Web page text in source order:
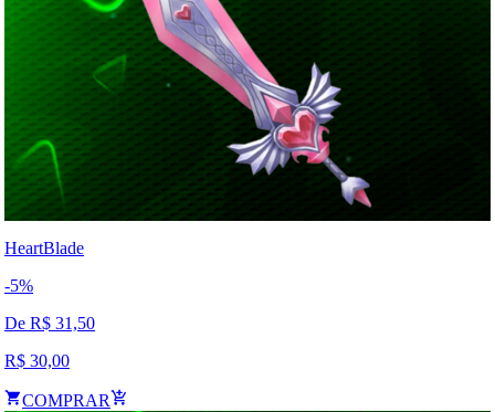
HeartBlade
-5%
De R$ 31,50
R$ 30,00
COMPRAR